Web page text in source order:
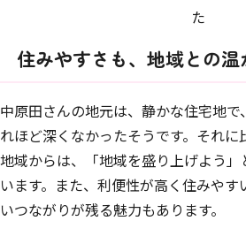
た
住みやすさも、地域との温
中原田さんの地元は、静かな住宅地
れほど深くなかったそうです。それに
地域からは、「地域を盛り上げよう
います。また、利便性が高く住みやす
いつながりが残る魅力もあります。